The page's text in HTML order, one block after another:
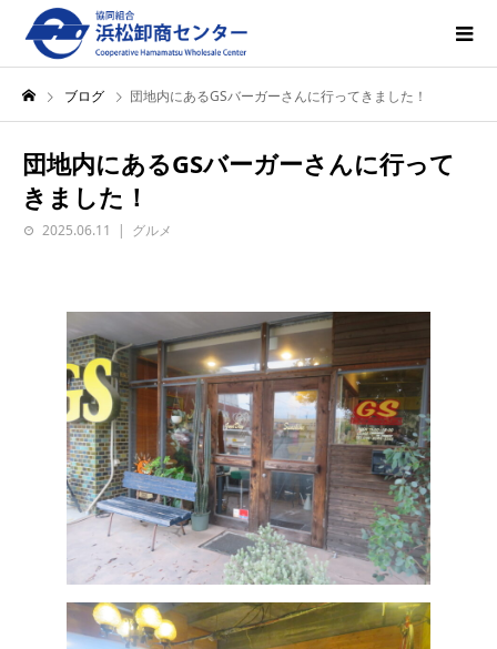
ブログ 団地内にあるGSバーガーさんに行ってきました！
団地内にあるGSバーガーさんに行って
きました！
2025.06.11 グルメ